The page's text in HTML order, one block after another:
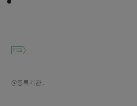
태그
@등록기관 :